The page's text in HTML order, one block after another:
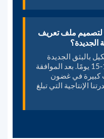
لتصميم ملف تعريف
الجديدة؟
بالبثق الجديدة
وأخذ العينات الأولية حوالي 12-15 يومًا. بعد الموافقة
كبيرة في غضون
الإنتاجية التي تبلغ